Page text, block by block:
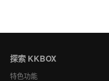
探索 KKBOX
特色功能